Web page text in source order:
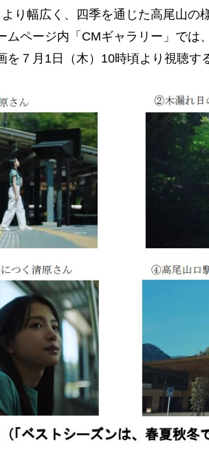
り幅広く、四季を通じた高尾山の
ムページ内「CMギャラリー」では
７月1日（木）10時頃より視聴す